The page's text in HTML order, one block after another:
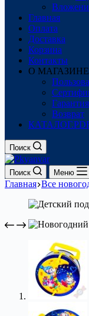
Главная
Оплата
Доставка
Корзина
Контакты
О МАГАЗИНЕ
Гарантия
Возврат
Поиск
Поиск Меню
Главная Все